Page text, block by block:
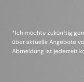
*Ich möchte zukünftig
über aktuelle Angebote
Abmeldung ist jederzeit